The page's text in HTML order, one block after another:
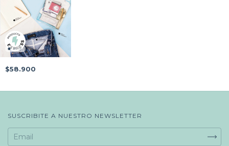
$58.900
SUSCRIBITE A NUESTRO NEWSLETTER